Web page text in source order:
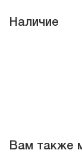
Наличие
Вам также